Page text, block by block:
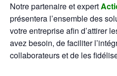
Notre partenaire et expert
présentera l’ensemble des
votre entreprise afin d’attirer
avez besoin, de faciliter
collaborateurs et de les